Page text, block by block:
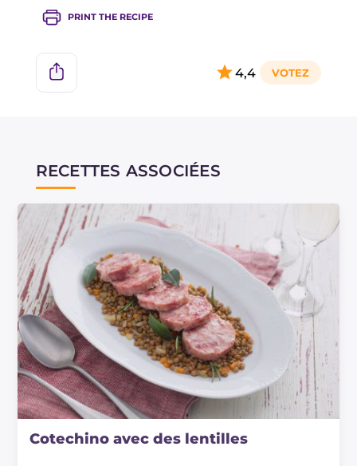
PRINT THE RECIPE
4,4
RECETTES ASSOCIÉES
Cotechino avec des lentilles